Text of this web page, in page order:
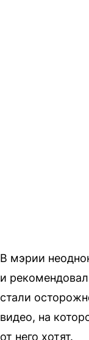
В мэрии
и
стали
видео, на
от него хотят.